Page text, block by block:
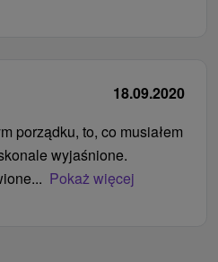
18.09.2020
porządku, to, co musiałem
wyjaśnione.
Pokaż więcej